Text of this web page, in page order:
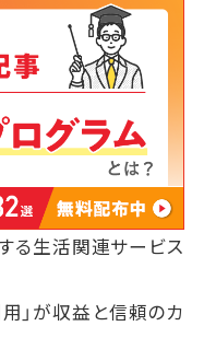
る生活関連サービス
」が収益と信頼のカ